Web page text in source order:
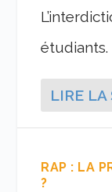
étudiants.
LIRE LA
RAP : LA
?